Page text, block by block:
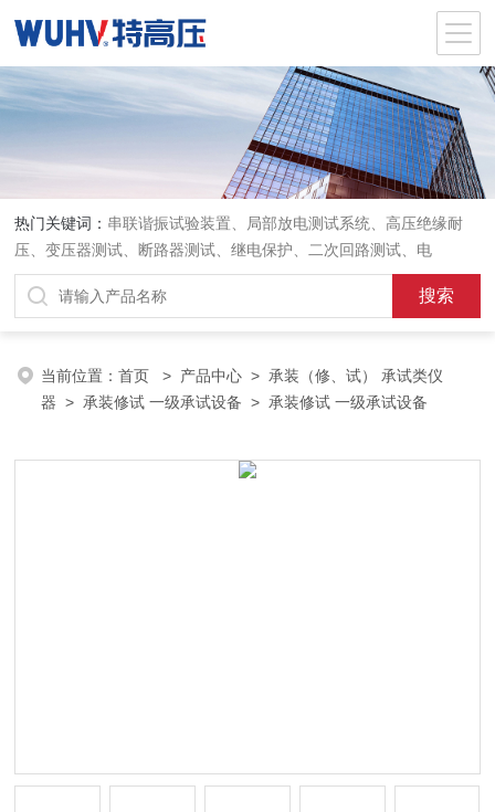
热门关键词： 串联谐振试验装置、局部放电测试系统、高压绝缘耐
压、变压器测试、断路器测试、继电保护、二次回路测试、电
当前位置：首页 > 产品中心 >承装（修、试） 承试类仪
器 >承装修试 一级承试设备 > 承装修试 一级承试设备